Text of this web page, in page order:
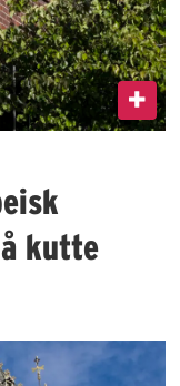
kutte